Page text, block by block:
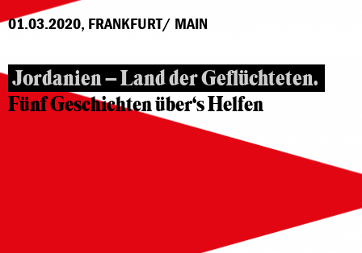
01.03.2020, FRANKFURT/ MAIN
Jordanien – Land der Geflüchteten.
Fünf Geschichten über‘s Helfen